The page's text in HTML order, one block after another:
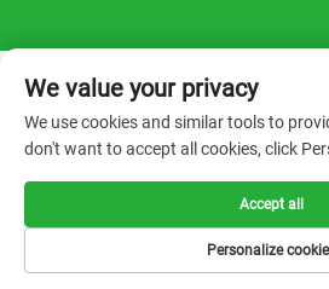
कॉपीराइट © 2025 चाइना शांडोंग रीएनिन मशीनरी
गोपनीयता नीति
होमपेज उत्पाद
We value your privacy
We use cookies and similar tools to
don't want to accept all cookies, click
Personalize
Accept all